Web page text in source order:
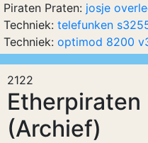
2122
Etherpiraten
(Archief)
Piraten Praten: josje
Techniek: telefunken
Techniek: optimod 8200